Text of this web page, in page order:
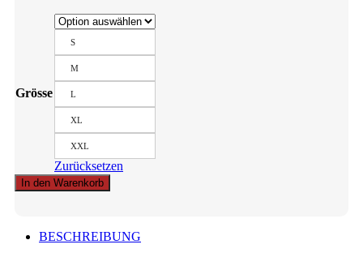
bis
Grösse
S
M
L
XL
XXL
Zurücksetzen
Ballistische
Weste
Tragen
In den Warenkorb
BESCHREIBUNG